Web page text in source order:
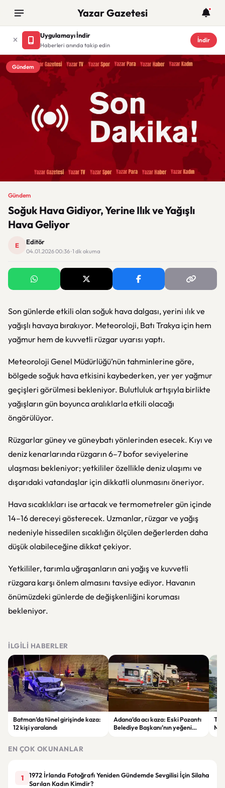
Yazar Gazetesi
Uygulamayı İndir
Haberleri anında takip edin
İndir
Gündem
Gündem
Soğuk Hava Gidiyor, Yerine Ilık ve Yağışlı
Hava Geliyor
E Editör
04.01.2026 00:36 · 1 dk okuma
Son günlerde etkili olan soğuk hava dalgası, yerini ılık ve
yağışlı havaya bırakıyor. Meteoroloji, Batı Trakya için hem
yağmur hem de kuvvetli rüzgar uyarısı yaptı.
Meteoroloji Genel Müdürlüğü’nün tahminlerine göre,
bölgede soğuk hava etkisini kaybederken, yer yer yağmur
geçişleri görülmesi bekleniyor. Bulutluluk artışıyla birlikte
yağışların gün boyunca aralıklarla etkili olacağı
öngörülüyor.
Rüzgarlar güney ve güneybatı yönlerinden esecek. Kıyı ve
deniz kenarlarında rüzgarın 6–7 bofor seviyelerine
ulaşması bekleniyor; yetkililer özellikle deniz ulaşımı ve
dışarıdaki vatandaşlar için dikkatli olunmasını öneriyor.
Hava sıcaklıkları ise artacak ve termometreler gün içinde
14–16 dereceyi gösterecek. Uzmanlar, rüzgar ve yağış
nedeniyle hissedilen sıcaklığın ölçülen değerlerden daha
düşük olabileceğine dikkat çekiyor.
Yetkililer, tarımla uğraşanların ani yağış ve kuvvetli
rüzgara karşı önlem almasını tavsiye ediyor. Havanın
önümüzdeki günlerde de değişkenliğini koruması
bekleniyor.
İLGILI HABERLER
Batman’da tünel girişinde kaza:
12 kişi yaralandı
Adana’da acı kaza: Eski Pozantı
Belediye Başkanı’nın yeğeni
EN ÇOK OKUNANLAR
1
1972 İrlanda Fotoğrafı Yeniden Gündemde Sevgilisi İçin Silaha
Sarılan Kadın Kimdir?